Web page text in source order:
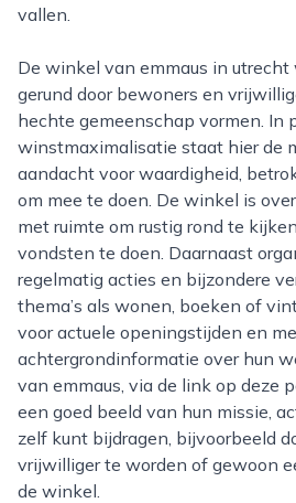
vallen.
De winkel van emmaus in utrecht wordt grotendeels
gerund door bewoners en
hechte gemeenschap vormen. In
winstmaximalisatie staat hier de
aandacht voor waardigheid,
om mee te doen. De winkel is
met ruimte om rustig rond te
vondsten te doen. Daarnaast
regelmatig acties en bijzondere
thema’s als wonen, boeken of
voor actuele openingstijden en
achtergrondinformatie over hun
van emmaus, via de link op deze
een goed beeld van hun missie,
zelf kunt bijdragen, bijvoorbeeld
vrijwilliger te worden of gewoon
de winkel.